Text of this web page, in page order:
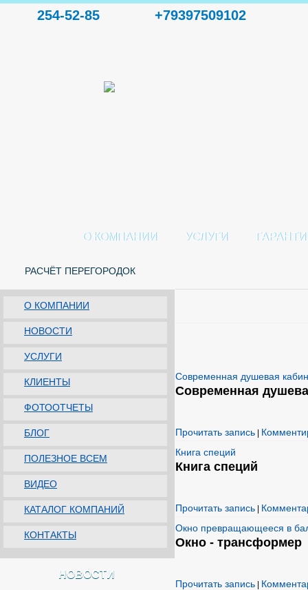
254-52-85 +79397509102
О КОМПАНИИ УСЛУГИ
РАСЧЁТ ПЕРЕГОРОДОК
О КОМПАНИИ
НОВОСТИ
УСЛУГИ
КЛИЕНТЫ
ФОТООТЧЕТЫ
БЛОГ
ПОЛЕЗНОЕ ВСЕМ
ВИДЕО
КАТАЛОГ КОМПАНИЙ
КОНТАКТЫ
НОВОСТИ
Современная душевая
Современная
Прочитать запись
Книга специй
Книга специй
Прочитать запись
Окно превращающееся в
Окно - трансформер
Прочитать запись